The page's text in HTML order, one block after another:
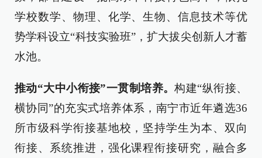
学校数学、物理、化学、生物、信息技术等优
势学科设立“科技实验班”，扩大拔尖创新人才蓄
水池。
推动“大中小衔接”一贯制培养。构建“纵衔接、
横协同”的充实式培养体系，南宁市近年遴选36
所市级科学衔接基地校，坚持学生为本、双向
衔接、系统推进，强化课程衔接研究，融合多